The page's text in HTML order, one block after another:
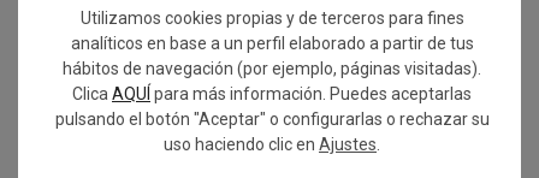
Utilizamos cookies propias y de terceros para fines
analíticos en base a un perfil elaborado a partir de tus
hábitos de navegación (por ejemplo, páginas visitadas).
Clica AQUÍ para más información. Puedes aceptarlas
pulsando el botón "Aceptar" o configurarlas o rechazar su
uso haciendo clic en Ajustes